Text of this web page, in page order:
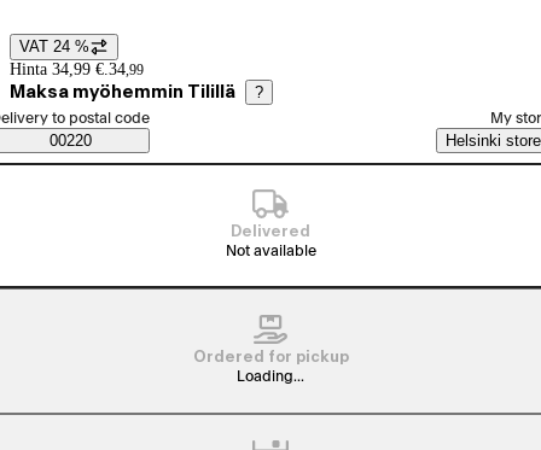
Price details
VAT 24 %
Hinta 34,99 €. 34,99
Maksa myöhemmin Tilillä ?
Saatavuustiedot
order method
to postal code
00220
My
Helsinki store
Delivered
Not available
Ordered for pickup
Loading...